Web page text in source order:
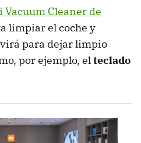
Vacuum Cleaner de
limpiar el coche y
para dejar limpio
por ejemplo, elteclado